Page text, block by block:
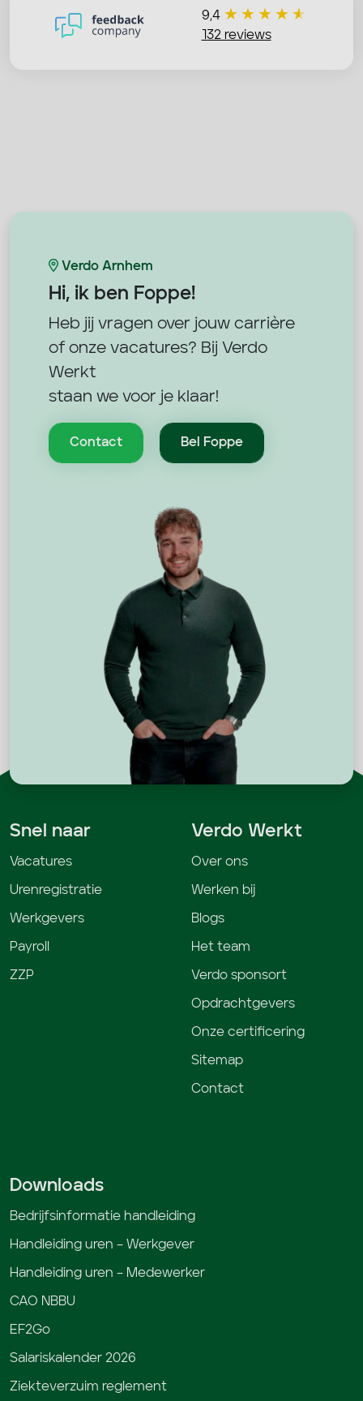
9,4
132 reviews
Verdo Arnhem
Hi, ik ben Foppe!
Heb jij vragen over jouw carrière
of onze vacatures? Bij Verdo
Werkt
staan we voor je klaar!
Contact Bel Foppe
Snel naar
Vacatures
Urenregistratie
Werkgevers
Payroll
ZZP
Verdo Werkt
Over ons
Werken bij
Blogs
Het team
Verdo sponsort
Opdrachtgevers
Onze certificering
Sitemap
Contact
Downloads
Bedrijfsinformatie handleiding
Handleiding uren – Werkgever
Handleiding uren – Medewerker
CAO NBBU
EF2Go
Salariskalender 2026
Ziekteverzuim reglement